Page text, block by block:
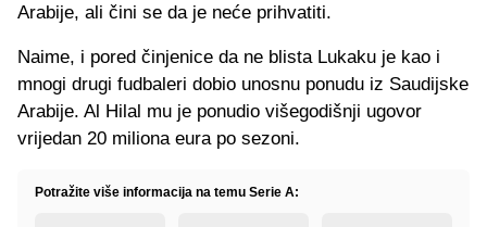
Arabije, ali čini se da je neće prihvatiti.
Naime, i pored činjenice da ne blista Lukaku je kao i
mnogi drugi fudbaleri dobio unosnu ponudu iz Saudijske
Arabije. Al Hilal mu je ponudio višegodišnji ugovor
vrijedan 20 miliona eura po sezoni.
Potražite više informacija na temu Serie A: